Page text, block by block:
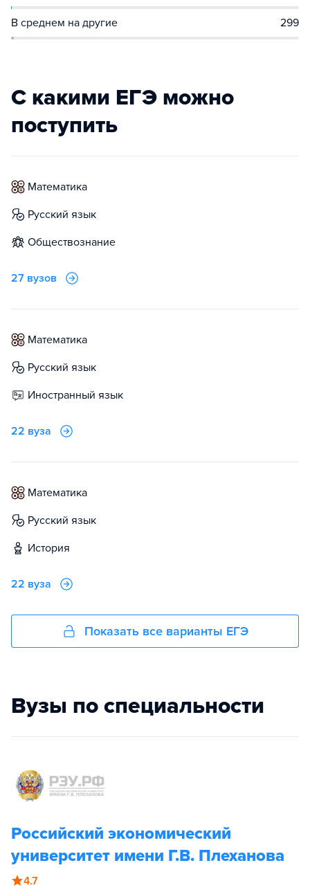
В среднем на другие 299
С какими ЕГЭ можно
поступить
математика
русский язык
обществознание
27 вузов
математика
русский язык
иностранный язык
22 вуза
математика
русский язык
история
22 вуза
Показать все варианты ЕГЭ
Вузы по специальности
Российский экономический
университет имени Г.В. Плеханова
4.7